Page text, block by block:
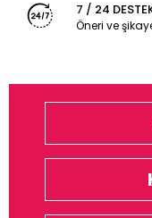
7 / 24
Öneri ve